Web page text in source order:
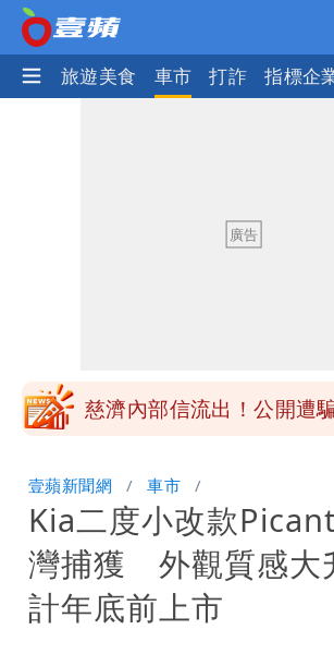
產王 旅遊美食 車市 打詐 指標企
署：本島陸警機率低
影片｜颱風接近硬闖海邊
我最重要的一課」
慈濟內部信流出！公開遭
恐下500毫米
白海豚接近「北台灣大
署：本島陸警機率低
影片｜颱風接近硬闖海邊
家-1」 9歲兒捲入海裡消
壹蘋新聞網 車市
Kia二度小改款
灣捕獲 外觀質感大
計年底前上市